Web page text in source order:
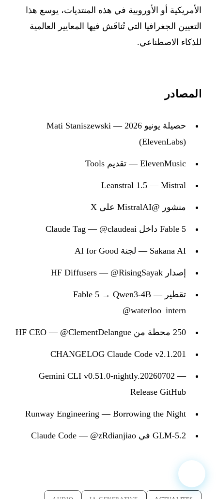
الأمريكية أو الأوروبية في هذه المنتديات، يوسع هذا
التعيين الجغرافيا التي تُناقَش فيها المعايير العالمية
للذكاء الاصطناعي.
المصادر
حصيلة يونيو 2026 — Mati Staniszewski
(ElevenLabs)
ElevenMusic — تقديم Tools
Leanstral 1.5 — Mistral
منشور @MistralAI على X
Fable 5 داخل Claude Tag — @claudeai
Sakana AI — لجنة AI for Good
إصدار HF Diffusers — @RisingSayak
تقطير Fable 5 → Qwen3-4B —
@waterloo_intern
250 محطة من HF CEO — @ClementDelangue
CHANGELOG Claude Code v2.1.201
Gemini CLI v0.51.0-nightly.20260702 —
Release GitHub
Runway Engineering — Borrowing the Night
GLM-5.2 في Claude Code — @zRdianjiao